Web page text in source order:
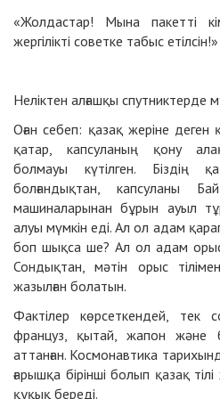
«Жолдастар! Мына пакеттi
жергiлiктi советке табыс
Неліктен алғашқы
Оған себеп: қазақ жеріне
қатар, капсуланың қону
болмауы күтілген. Біздің
болғандықтан, капсуланы
машиналарынан бұрын ауыл
алуы мүмкін еді. Ал ол адам
боп шықса ше? Ал ол адам орыс
Сондықтан, мәтін орыс
жазылған болатын.
Фактілер көрсеткендей, тек
француз, қытай, жапон және
аттанған. Космонавтика
ғарышқа бірінші болып қазақ
құқық береді.